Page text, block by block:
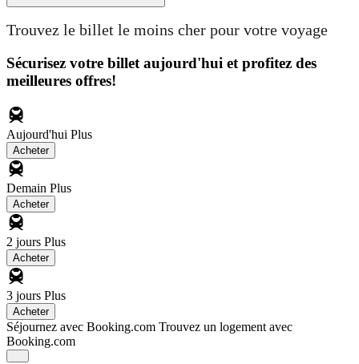
Trouvez le billet le moins cher pour votre voyage
Sécurisez votre billet aujourd'hui et profitez des
meilleures offres!
Aujourd'hui Plus
Acheter
Demain Plus
Acheter
2 jours Plus
Acheter
3 jours Plus
Acheter
Séjournez avec Booking.com Trouvez un logement avec
Booking.com